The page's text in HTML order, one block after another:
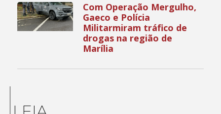
Com Operação Mergulho,
Gaeco e Polícia
Militarmiram tráfico de
drogas na região de
Marília